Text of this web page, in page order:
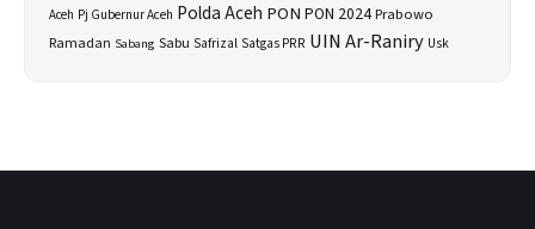
Aceh Pj Gubernur Aceh Polda Aceh PON PON 2024Prabowo
Ramadan Sabang Sabu Safrizal Satgas PRR UIN Ar-Raniry Usk